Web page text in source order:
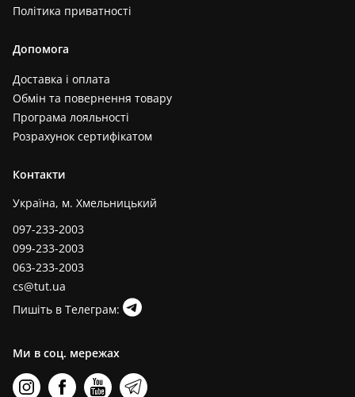
Політика приватності
Допомога
Доставка і оплата
Обмін та повернення товару
Програма лояльності
Розрахунок сертифікатом
Контакти
Україна, м. Хмельницький
097-233-2003
099-233-2003
063-233-2003
cs@tut.ua
Пишіть в Телеграм:
Ми в соц. мережах